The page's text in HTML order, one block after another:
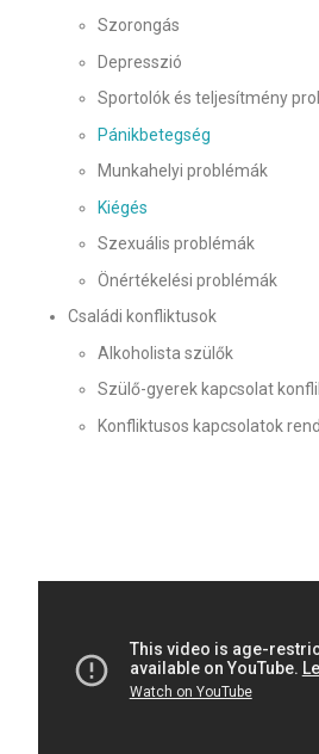
Szorongás
Depresszió
Sportolók és teljesítmény
Pánikbetegség
Munkahelyi problémák
Kiégés
Szexuális problémák
Önértékelési problémák
Családi konfliktusok
Alkoholista szülők
Szülő-gyerek kapcsolat
Konfliktusos kapcsolatok